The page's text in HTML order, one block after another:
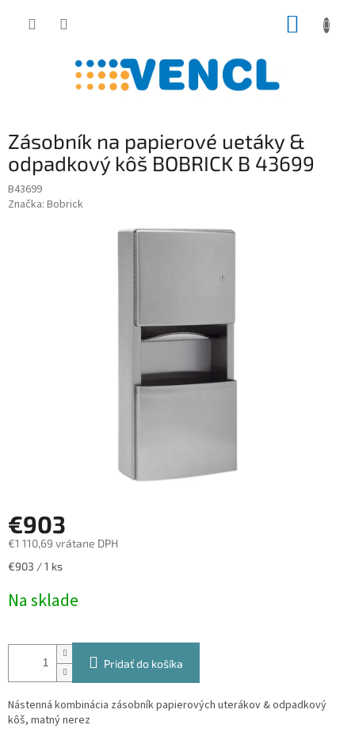
Zásobník na papierové uetáky &
odpadkový kôš BOBRICK B 43699
B43699
Značka: Bobrick
€903
€1 110,69 vrátane DPH
Jednotková
€903 / 1 ks
Na sklade
Pridať do košíka
Nástenná kombinácia zásobník papierových uterákov & odpadkový
kôš, matný nerez